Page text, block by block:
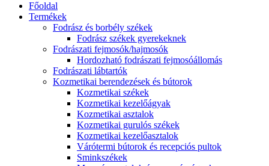
Főoldal
Termékek
Fodrász és borbély székek
Fodrász székek gyerekeknek
Fodrászati fejmosók/hajmosók
Hordozható fodrászati fejmosóállomás
Fodrászati lábtartók
Kozmetikai berendezések és bútorok
Kozmetikai székek
Kozmetikai kezelőágyak
Kozmetikai asztalok
Kozmetikai gurulós székek
Kozmetikai kezelőasztalok
Várótermi bútorok és recepciós pultok
Sminkszékek